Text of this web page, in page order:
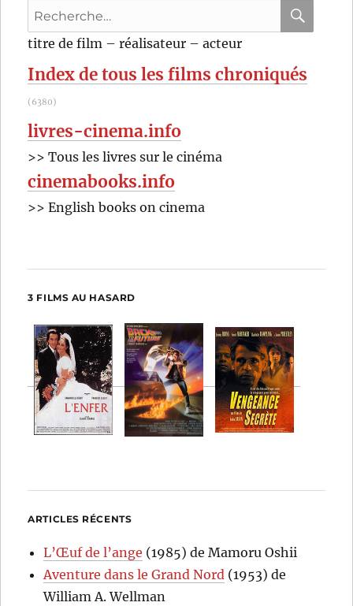
Recherche
pour
titre de film – réalisateur – acteur
Index de tous les films chroniqués
(6380)
livres-cinema.info
>> Tous les livres sur le cinéma
cinemabooks.info
>> English books on cinema
3 FILMS AU HASARD
ARTICLES RÉCENTS
L’Œuf de l’ange (1985) de Mamoru Oshii
Aventure dans le Grand Nord (1953) de
William A. Wellman